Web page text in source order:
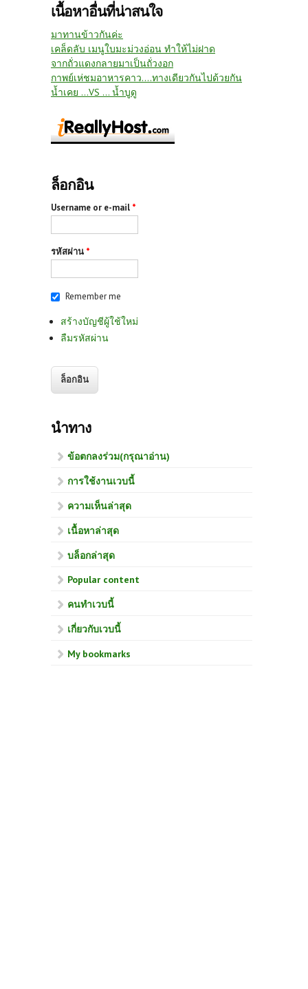
เนื้อหาอื่นที่น่าสนใจ
มาทานข้าวกันค่ะ
เคล็ดลับ เมนูใบมะม่วงอ่อน ทำให้ไม่ฝาด
จากถั่วแดงกลายมาเป็นถั่วงอก
กาพย์เห่ชมอาหารคาว....ทางเดียวกันไปด้วยกัน
น้ำเคย ...VS ... น้ำบูดู
ล็อกอิน
Username or e-mail *
รหัสผ่าน *
Remember me
สร้างบัญชีผู้ใช้ใหม่
ลืมรหัสผ่าน
นำทาง
ข้อตกลงร่วม(กรุณาอ่าน)
การใช้งานเวบนี้
ความเห็นล่าสุด
เนื้อหาล่าสุด
บล็อกล่าสุด
Popular content
คนทำเวบนี้
เกี่ยวกับเวบนี้
My bookmarks